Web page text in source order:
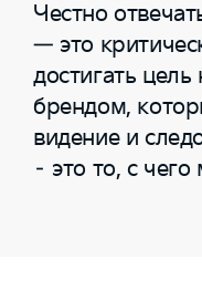
Честно
— это
достигать
брендом,
видение и
– это то, с